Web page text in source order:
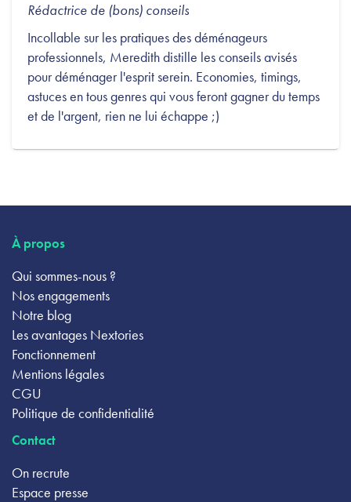
Rédactrice de (bons) conseils
Incollable sur les pratiques des déménageurs
professionnels, Meredith distille les conseils avisés
pour déménager l'esprit serein. Economies, timings,
astuces en tous genres qui vous feront gagner du temps
et de l'argent, rien ne lui échappe ;)
À propos
Qui sommes-nous ?
Nos engagements
Notre blog
Les avantages Nextories
Fonctionnement
Mentions légales
CGU
Politique de confidentialité
Contact
On recrute
Espace presse